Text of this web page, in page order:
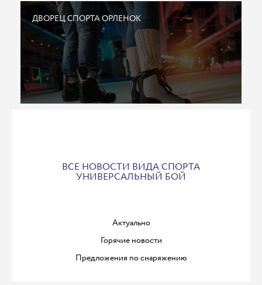
ДВОРЕЦ СПОРТА ОРЛЕНОК
ВСЕ НОВОСТИ ВИДА СПОРТА
УНИВЕРСАЛЬНЫЙ БОЙ
Актуально
Горячие новости
Предложения по снаряжению